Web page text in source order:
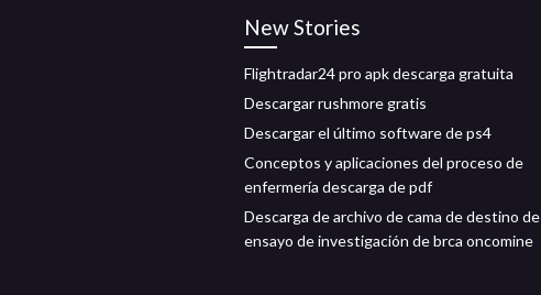
New Stories
Flightradar24 pro apk descarga gratuita
Descargar rushmore gratis
Descargar el último software de ps4
Conceptos y aplicaciones del proceso de
enfermería descarga de pdf
Descarga de archivo de cama de destino de
ensayo de investigación de brca oncomine